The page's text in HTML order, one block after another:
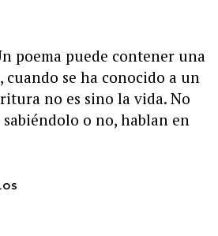
poema puede contener una
cuando se ha conocido a un
no es sino la vida. No
o no, hablan en